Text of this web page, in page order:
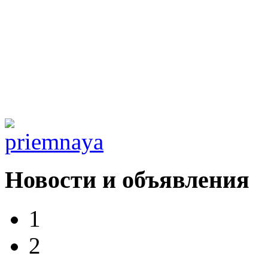
Новости и объявления
1
2